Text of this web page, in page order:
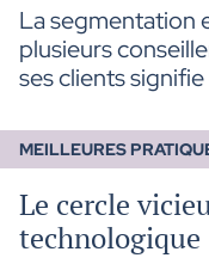
La segmentation
plusieurs
ses clients
En fait, cette
nous rend moins
présent là où on
MEILLEURES
Le cercle
technologique